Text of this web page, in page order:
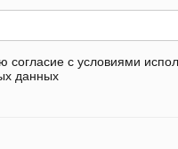
согласие с условиями
данных